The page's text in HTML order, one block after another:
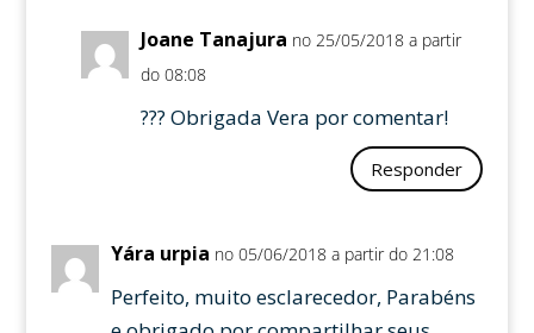
Joane Tanajura no 25/05/2018 a partir
do 08:08
??? Obrigada Vera por comentar!
Responder
Yára urpia no 05/06/2018 a partir do 21:08
Perfeito, muito esclarecedor, Parabéns